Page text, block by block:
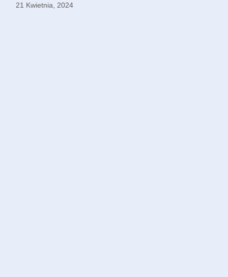
21 Kwietnia, 2024